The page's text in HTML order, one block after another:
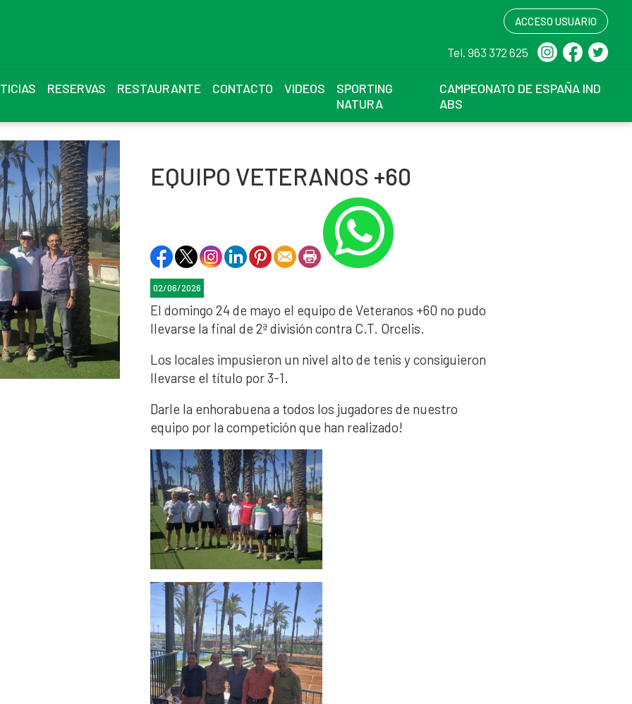
ACCESO USUARIO
Tel. 963 372 625
RESERVAS RESTAURANTE CONTACTO VIDEOS
SPORTING
NATURA
CAMPEONATO DE ESPAÑA IND
ABS
EQUIPO VETERANOS +60
02/06/2026
El domingo 24 de mayo el equipo de Veteranos +60 no pudo
llevarse la final de 2ª división contra C.T. Orcelis.
Los locales impusieron un nivel alto de tenis y consiguieron
llevarse el título por 3-1.
Darle la enhorabuena a todos los jugadores de nuestro
equipo por la competición que han realizado!